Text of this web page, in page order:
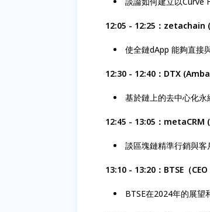
12:05 - 12:25：zetachain
使全鏈dApp 能夠直接
12:30 - 12:40：DTX
基於鏈上的去中心化永
12:45 - 13:05：
談區塊鏈精準行銷與客
13:10 - 13:20：BTSE（
BTSE在2024年的展望